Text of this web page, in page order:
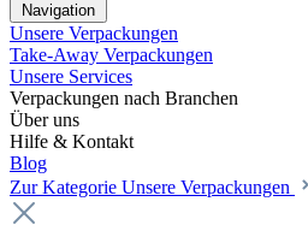
Navigation
Unsere Verpackungen
Take-Away Verpackungen
Unsere Services
Verpackungen nach Branchen
Über uns
Hilfe & Kontakt
Blog
Zur Kategorie Unsere Verpackungen